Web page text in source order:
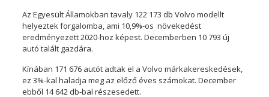
Az Egyesült Államokban tavaly 122 173 db Volvo modellt
helyeztek forgalomba, ami 10,9%-os növekedést
eredményezett 2020-hoz képest. Decemberben 10 793 új
autó talált gazdára.
Kínában 171 676 autót adtak el a Volvo márkakereskedések,
ez 3%-kal haladja meg az előző éves számokat. December
ebből 14 642 db-bal részesedett.